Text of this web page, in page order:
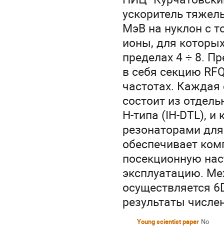
ускоритель
МэВ на нуклон с
ионы, для
пределах 4 ÷ 8.
в себя секцию
частотах. Каждая
состоит из
H-типа (IH-DTL),
резонаторами
обеспечивает
посекционную
эксплуатацию.
осуществляется
результаты
Young scientist paper No